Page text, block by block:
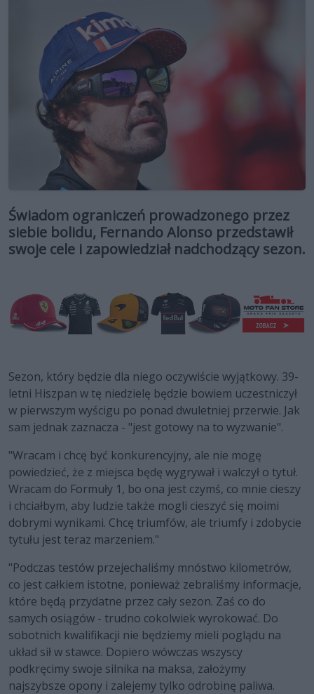
Świadom ograniczeń prowadzonego przez
siebie bolidu, Fernando Alonso przedstawił
swoje cele i zapowiedział nadchodzący sezon.
Sezon, który będzie dla niego oczywiście wyjątkowy. 39-
letni Hiszpan w tę niedzielę będzie bowiem uczestniczył
w pierwszym wyścigu po ponad dwuletniej przerwie. Jak
sam jednak zaznacza - "jest gotowy na to wyzwanie".
"Wracam i chcę być konkurencyjny, ale nie mogę
powiedzieć, że z miejsca będę wygrywał i walczył o tytuł.
Wracam do Formuły 1, bo ona jest czymś, co mnie cieszy
i chciałbym, aby ludzie także mogli cieszyć się moimi
dobrymi wynikami. Chcę triumfów, ale triumfy i zdobycie
tytułu jest teraz marzeniem."
"Podczas testów przejechaliśmy mnóstwo kilometrów,
co jest całkiem istotne, ponieważ zebraliśmy informacje,
które będą przydatne przez cały sezon. Zaś co do
samych osiągów - trudno cokolwiek wyrokować. Do
sobotnich kwalifikacji nie będziemy mieli poglądu na
układ sił w stawce. Dopiero wówczas wszyscy
podkręcimy swoje silnika na maksa, założymy
najszybsze opony i zalejemy tylko odrobinę paliwa.